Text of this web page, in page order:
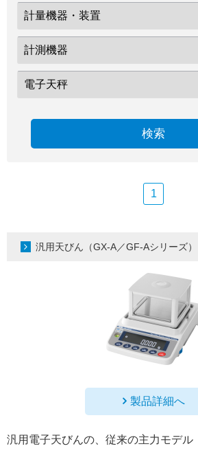
検索
1
汎用天びん（GX-A／GF-Aシリーズ）
製品詳細へ
汎用電子天びんの、従来の主力モデル